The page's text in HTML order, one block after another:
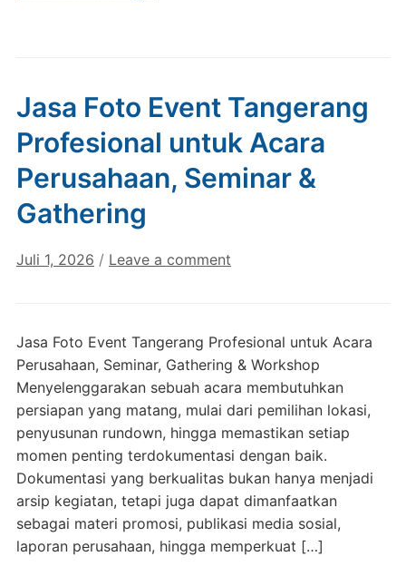
Jasa Foto Event Tangerang
Profesional untuk Acara
Perusahaan, Seminar &
Gathering
Juli 1, 2026 / Leave a comment
Jasa Foto Event Tangerang Profesional untuk Acara
Perusahaan, Seminar, Gathering & Workshop
Menyelenggarakan sebuah acara membutuhkan
persiapan yang matang, mulai dari pemilihan lokasi,
penyusunan rundown, hingga memastikan setiap
momen penting terdokumentasi dengan baik.
Dokumentasi yang berkualitas bukan hanya menjadi
arsip kegiatan, tetapi juga dapat dimanfaatkan
sebagai materi promosi, publikasi media sosial,
laporan perusahaan, hingga memperkuat […]